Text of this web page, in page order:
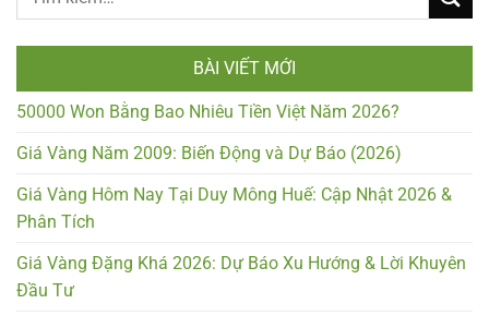
BÀI VIẾT MỚI
50000 Won Bằng Bao Nhiêu Tiền Việt Năm 2026?
Giá Vàng Năm 2009: Biến Động và Dự Báo (2026)
Giá Vàng Hôm Nay Tại Duy Mông Huế: Cập Nhật 2026 &
Phân Tích
Giá Vàng Đặng Khá 2026: Dự Báo Xu Hướng & Lời Khuyên
Đầu Tư